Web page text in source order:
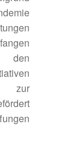
den
zur